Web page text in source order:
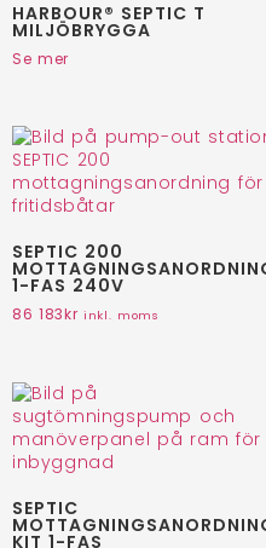
HARBOUR® SEPTIC T
MILJÖBRYGGA
Se mer
SEPTIC 200
1-FAS 240V
86 183kr inkl. moms
SEPTIC
KIT 1-FAS